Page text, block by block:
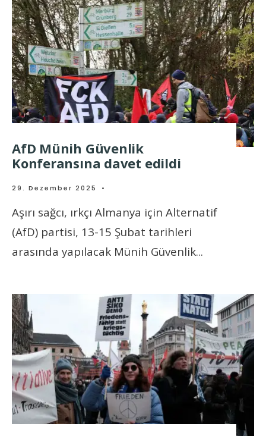
AfD Münih Güvenlik
Konferansına davet edildi
29. Dezember 2025 •
Aşırı sağcı, ırkçı Almanya için Alternatif
(AfD) partisi, 13-15 Şubat tarihleri
arasında yapılacak Münih Güvenlik...